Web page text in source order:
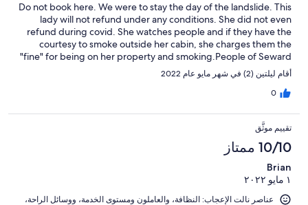
Do not book here. We were to stay the day of the landslide. This
lady will not refund under any conditions. She did not even
refund during covid. She watches people and if they have the
courtesy to smoke outside her cabin, she charges them the
"fine" for being on her property and smoking.People of Seward
call her the B of Sewaard. Do not get involved with this grabby
greedy inhuman lady. She actually expected us to leave our car,
take a water taxi, which stopped running due to the landslide
place. There is no food there on that side. Nothing available nor
open. How we got back was our problem.Buyer beware.Also,
after you book her nonrefundable, she informs you the day after
that you must have a 4x4 vehicle or plan to tote your luggage
down the hilly cliff. No.
أقام ليلتين (2) في شهر مايو عام 2022
0
تقييم موثَّق
10/10 ممتاز
Brian
١ مايو ٢٠٢٢
عناصر نالت الإعجاب: ⁦النظافة⁩، و⁦العاملون ومستوى الخدمة⁩، و⁦وسائل الراحة⁩،